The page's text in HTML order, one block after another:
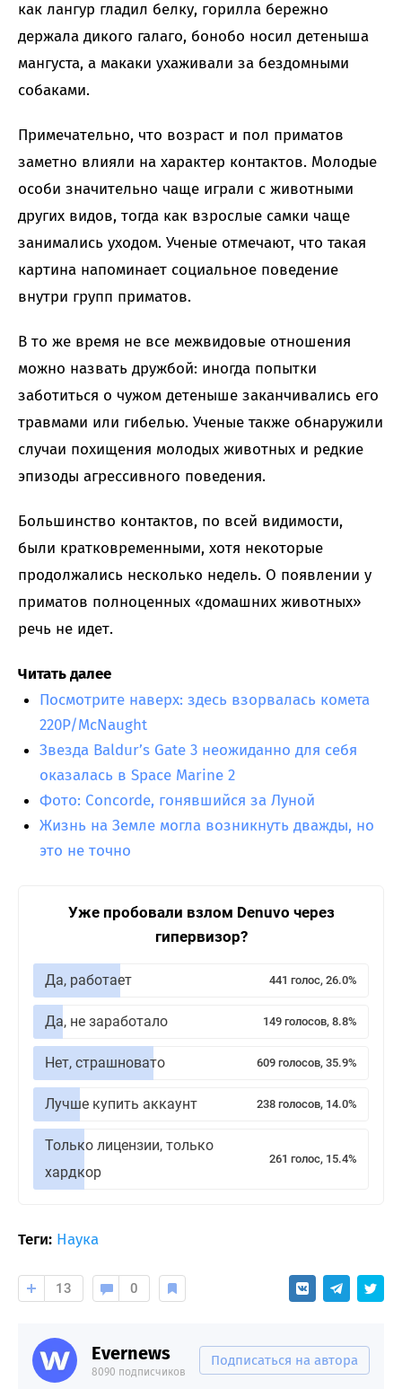
как лангур гладил белку, горилла бережно
держала дикого галаго, бонобо носил детеныша
мангуста, а макаки ухаживали за бездомными
собаками.
Примечательно, что возраст и пол приматов
заметно влияли на характер контактов. Молодые
особи значительно чаще играли с животными
других видов, тогда как взрослые самки чаще
занимались уходом. Ученые отмечают, что такая
картина напоминает социальное поведение
внутри групп приматов.
В то же время не все межвидовые отношения
можно назвать дружбой: иногда попытки
заботиться о чужом детеныше заканчивались его
травмами или гибелью. Ученые также обнаружили
случаи похищения молодых животных и редкие
эпизоды агрессивного поведения.
Большинство контактов, по всей видимости,
были кратковременными, хотя некоторые
продолжались несколько недель. О появлении у
приматов полноценных «домашних животных»
речь не идет.
Читать далее
Посмотрите наверх: здесь взорвалась комета
220P/McNaught
Звезда Baldur’s Gate 3 неожиданно для себя
оказалась в Space Marine 2
Фото: Concorde, гонявшийся за Луной
Жизнь на Земле могла возникнуть дважды, но
это не точно
Уже пробовали взлом Denuvo через
гипервизор?
Да, работает 441 голос, 26.0%
Да, не заработало 149 голосов, 8.8%
Нет, страшновато 609 голосов, 35.9%
Лучше купить аккаунт 238 голосов, 14.0%
Только лицензии, только
хардкор
261 голос, 15.4%
Теги: Наука
13 0
Evernews
8090 подписчиков
Подписаться на автора